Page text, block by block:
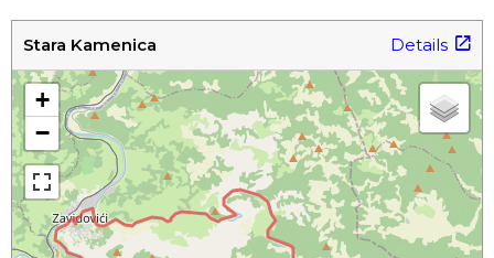
Details
Stara Kamenica
+
−